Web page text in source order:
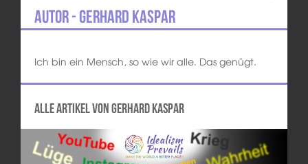
Autor - Gerhard Kaspar
Ich bin ein Mensch, so wie wir alle. Das genügt.
Alle Artikel von Gerhard Kaspar